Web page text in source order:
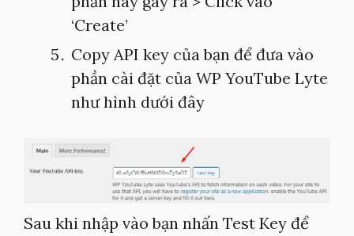
‘Create’
Copy API key của bạn để đưa vào
phần cài đặt của WP YouTube Lyte
như hình dưới đây
Sau khi nhập vào bạn nhấn Test Key để